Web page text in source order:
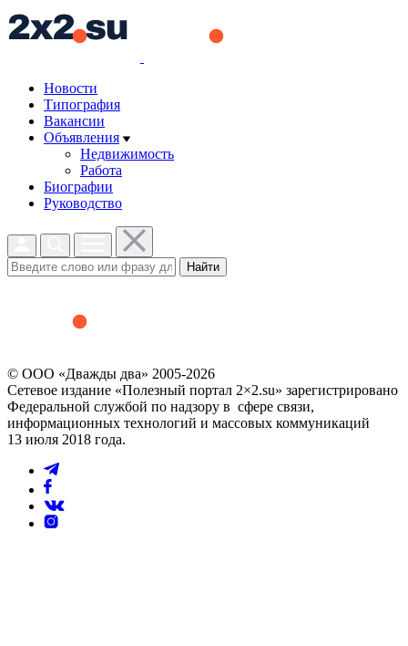
Новости
Типография
Вакансии
Объявления
Недвижимость
Работа
Биографии
Руководство
Найти
© ООО «Дважды два» 2005-2026
Сетевое издание «Полезный портал 2×2.su» зарегистрировано
Федеральной службой по надзору в сфере связи,
информационных технологий и массовых коммуникаций
13 июля 2018 года.